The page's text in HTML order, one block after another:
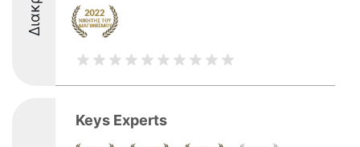
Keys Experts